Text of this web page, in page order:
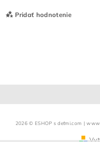
Pridať hodnotenie
2026 © ESHOP s deťmi.com |